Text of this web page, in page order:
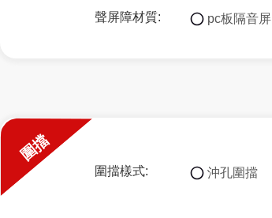
聲屏障材質: pc板隔音屏
圍擋
圍擋樣式: 沖孔圍擋